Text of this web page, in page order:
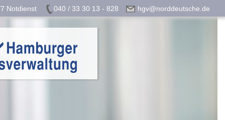
Notdienst 040 / 33 30 13 - 828 hgv@norddeutsche.de